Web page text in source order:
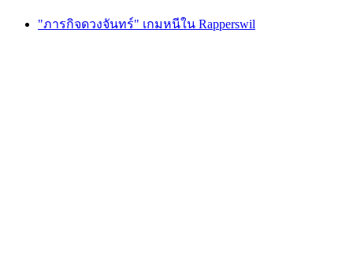
"ภารกิจดวงจันทร์" เกมหนีใน Rapperswil